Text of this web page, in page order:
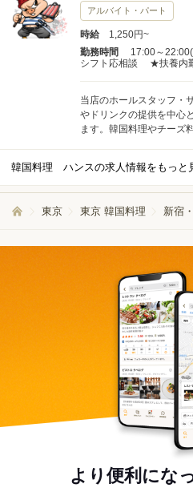
ず、スタッフ全員で協力
ています。繁忙時間帯も
ため、一人で抱え込む心
て、気持ちよく働ける職場です。 未経験から
方でも安心していただけ
ートします。分からない
気があり、新しい環境で
アルバイト・パート
時給
1,250円~
勤務時間
17:00～
シフト応相談 ★扶養内
当店のホールスタッフ・
やドリンクの提供を中心
ます。韓国料理やチーズ
んでいただきます。 1日の担当テーブル数は固定されておら
ず、スタッフ全員で協力
ため、一人で抱え込む心
方でも安心していただけ
気があり、新しい環境で
韓国料理 ハンスの求人情報をもっと
東京 東京 韓国料理 新宿
より便利にな